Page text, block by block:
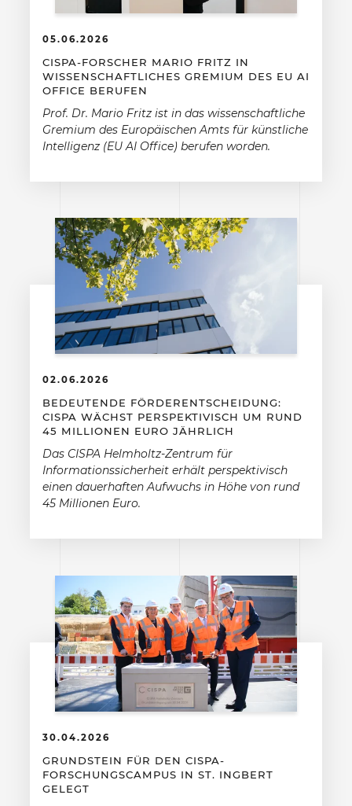
05.06.2026
CISPA-FORSCHER MARIO FRITZ IN
WISSENSCHAFTLICHES GREMIUM DES EU AI
OFFICE BERUFEN
Prof. Dr. Mario Fritz ist in das wissenschaftliche
Gremium des Europäischen Amts für künstliche
Intelligenz (EU AI Office) berufen worden.
02.06.2026
BEDEUTENDE FÖRDERENTSCHEIDUNG:
CISPA WÄCHST PERSPEKTIVISCH UM RUND
45 MILLIONEN EURO JÄHRLICH
Das CISPA Helmholtz-Zentrum für
Informationssicherheit erhält perspektivisch
einen dauerhaften Aufwuchs in Höhe von rund
45 Millionen Euro.
30.04.2026
GRUNDSTEIN FÜR DEN CISPA-
FORSCHUNGSCAMPUS IN ST. INGBERT
GELEGT